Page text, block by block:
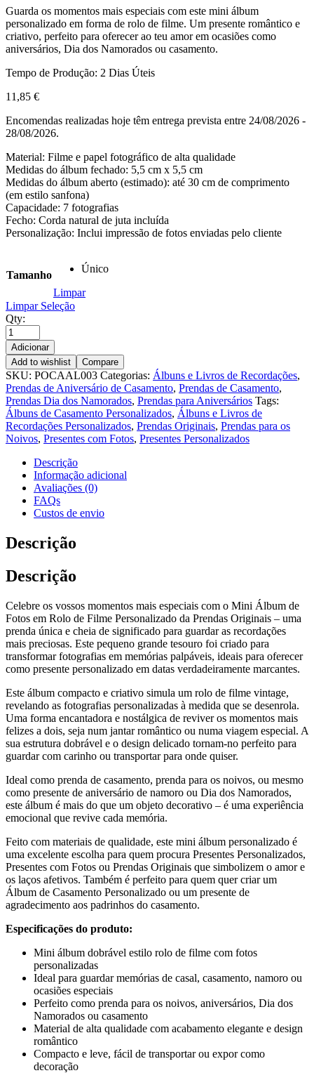
Guarda os momentos mais especiais com este mini álbum
personalizado em forma de rolo de filme. Um presente romântico e
criativo, perfeito para oferecer ao teu amor em ocasiões como
aniversários, Dia dos Namorados ou casamento.
Tempo de Produção: 2 Dias Úteis
11,85 €
Encomendas realizadas hoje têm entrega prevista entre 24/08/2026 -
28/08/2026.
Material: Filme e papel fotográfico de alta qualidade
Medidas do álbum fechado: 5,5 cm x 5,5 cm
Medidas do álbum aberto (estimado): até 30 cm de comprimento
(em estilo sanfona)
Capacidade: 7 fotografias
Fecho: Corda natural de juta incluída
Personalização: Inclui impressão de fotos enviadas pelo cliente
Tamanho
Único
Limpar
Limpar Seleção
Qty:
Adicionar
Add to wishlist
Compare
SKU: POCAAL003 Categorias: Álbuns e Livros de Recordações,
Prendas de Aniversário de Casamento, Prendas de Casamento,
Prendas Dia dos Namorados, Prendas para Aniversários Tags:
Álbuns de Casamento Personalizados, Álbuns e Livros de
Recordações Personalizados, Prendas Originais, Prendas para os
Noivos, Presentes com Fotos, Presentes Personalizados
Descrição
Informação adicional
Avaliações (0)
FAQs
Custos de envio
Descrição
Descrição
Celebre os vossos momentos mais especiais com o Mini Álbum de
Fotos em Rolo de Filme Personalizado da Prendas Originais – uma
prenda única e cheia de significado para guardar as recordações
mais preciosas. Este pequeno grande tesouro foi criado para
transformar fotografias em memórias palpáveis, ideais para oferecer
como presente personalizado em datas verdadeiramente marcantes.
Este álbum compacto e criativo simula um rolo de filme vintage,
revelando as fotografias personalizadas à medida que se desenrola.
Uma forma encantadora e nostálgica de reviver os momentos mais
felizes a dois, seja num jantar romântico ou numa viagem especial. A
sua estrutura dobrável e o design delicado tornam-no perfeito para
guardar com carinho ou transportar para onde quiser.
Ideal como prenda de casamento, prenda para os noivos, ou mesmo
como presente de aniversário de namoro ou Dia dos Namorados,
este álbum é mais do que um objeto decorativo – é uma experiência
emocional que revive cada memória.
Feito com materiais de qualidade, este mini álbum personalizado é
uma excelente escolha para quem procura Presentes Personalizados,
Presentes com Fotos ou Prendas Originais que simbolizem o amor e
os laços afetivos. Também é perfeito para quem quer criar um
Álbum de Casamento Personalizado ou um presente de
agradecimento aos padrinhos do casamento.
Especificações do produto:
Mini álbum dobrável estilo rolo de filme com fotos
personalizadas
Ideal para guardar memórias de casal, casamento, namoro ou
ocasiões especiais
Perfeito como prenda para os noivos, aniversários, Dia dos
Namorados ou casamento
Material de alta qualidade com acabamento elegante e design
romântico
Compacto e leve, fácil de transportar ou expor como
decoração